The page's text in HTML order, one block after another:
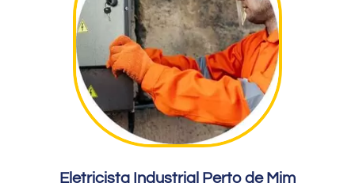
Eletricista Industrial Perto de Mim